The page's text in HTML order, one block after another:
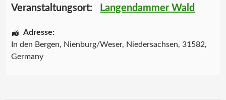
Veranstaltungsort: Langendammer Wald
Adresse:
In den Bergen, Nienburg/Weser, Niedersachsen,31582,
Germany